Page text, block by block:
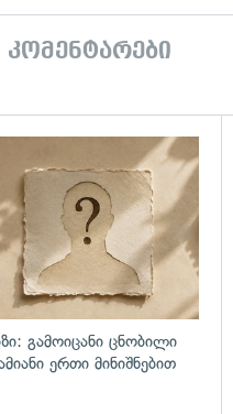
კომენტარები
გამოიცანი ცნობილი
ერთი მინიშნებით